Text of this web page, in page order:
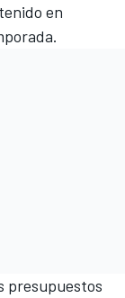
en
presupuestos